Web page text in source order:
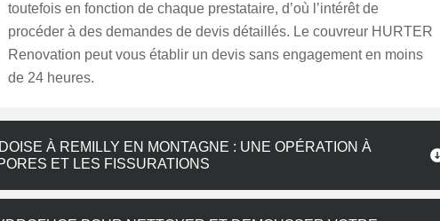
toutefois en fonction de chaque prestataire, d’où l’intérêt de
procéder à des demandes de devis détaillés. Le couvreur HURTER
Renovation peut vous établir un devis sans engagement en moins
de 24 heures.
À REMILLY EN MONTAGNE : UNE OPÉRATION À
ET LES FISSURATIONS